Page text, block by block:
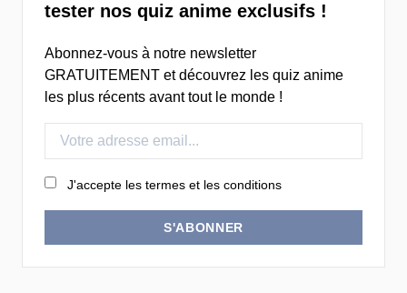
tester nos quiz anime exclusifs !
Abonnez-vous à notre newsletter
GRATUITEMENT et découvrez les quiz anime
les plus récents avant tout le monde !
J'accepte les termes et les conditions
S'ABONNER